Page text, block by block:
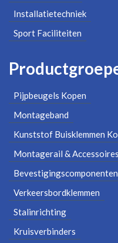
Installatietechniek
Sport Faciliteiten
Pijpbeugels Kopen
Montageband
Kunststof Buisklemmen
Montagerail &
Bevestigingscomponenten
Verkeersbordklemmen
Stalinrichting
Kruisverbinders